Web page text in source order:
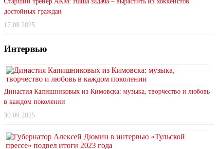
достойных граждан
17.08.2025
Интервью
Династия Капишниковых из Кимовска: музыка, творчество и любовь
в каждом поколении
30.09.2025